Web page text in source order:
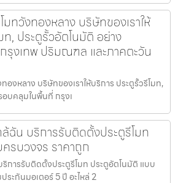
ทวังทองหลาง บริษัทของเราให้
ท, ประตูรั้วอัตโนมัติ อย่าง
งเทพ ปริมณฑล และภาคตะวัน
งหลาง บริษัทของเราให้บริการ ประตูรั้วรีโมท,
บคลุมในพื้นที่ กรุงเ
ฉัน บริการรับติดตั้งประตูรีโมท
รบวงจร ราคาถูก
การรับติดตั้งประตูรีโมท ประตูอัตโนมัติ แบบ
ะกันมอเตอร์ 5 ปี อะไหล่ 2